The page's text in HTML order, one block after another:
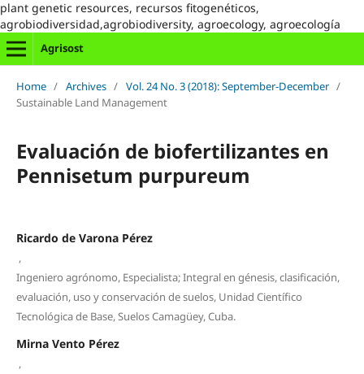
plant genetic resources, recursos fitogenéticos,
agrobiodiversidad,agrobiodiversity, agroecology, agroecología
Agrisost
Home / Archives / Vol. 24 No. 3 (2018): September-December /
Sustainable Land Management
Evaluación de biofertilizantes en
Pennisetum purpureum
Ricardo de Varona Pérez
,
Ingeniero agrónomo, Especialista; Integral en génesis, clasificación,
evaluación, uso y conservación de suelos, Unidad Científico
Tecnológica de Base, Suelos Camagüey, Cuba.
Mirna Vento Pérez
,